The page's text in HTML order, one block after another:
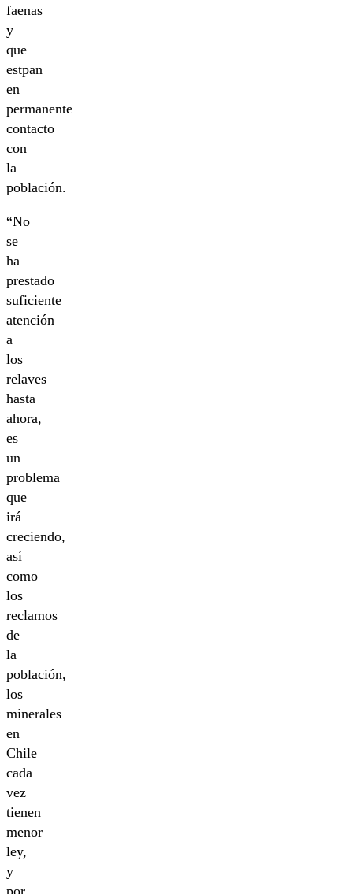
faenas
y
que
estpan
en
permanente
contacto
con
la
población.
“No
se
ha
prestado
suficiente
atención
a
los
relaves
hasta
ahora,
es
un
problema
que
irá
creciendo,
así
como
los
reclamos
de
la
población,
los
minerales
en
Chile
cada
vez
tienen
menor
ley,
y